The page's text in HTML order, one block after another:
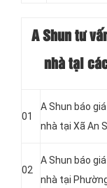
A Shun tư
nhà tại
01
A Shun báo
nhà tại Xã An
02
A Shun báo
nhà tại